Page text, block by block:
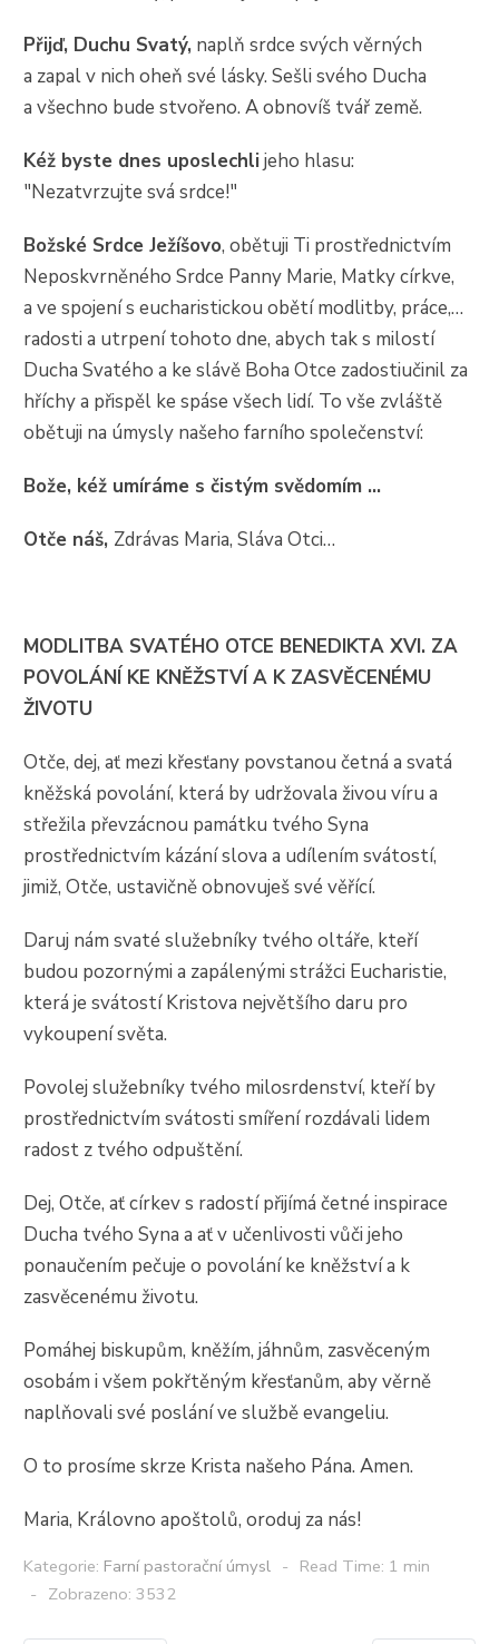
Přijď, Duchu Svatý, naplň srdce svých věrných
a zapal v nich oheň své lásky. Sešli svého Ducha
a všechno bude stvořeno. A obnovíš tvář země.
Kéž byste dnes uposlechlijeho hlasu:
"Nezatvrzujte svá srdce!"
Božské Srdce Ježíšovo, obětuji Ti prostřednictvím
Neposkvrněného Srdce Panny Marie, Matky církve,
a ve spojení s eucharistickou obětí modlitby, práce,…
radosti a utrpení tohoto dne, abych tak s milostí
Ducha Svatého a ke slávě Boha Otce zadostiučinil za
hříchy a přispěl ke spáse všech lidí. To vše zvláště
obětuji na úmysly našeho farního společenství:
Bože, kéž umíráme s čistým svědomím …
Otče náš, Zdrávas Maria, Sláva Otci…
MODLITBA SVATÉHO OTCE BENEDIKTA XVI. ZA
POVOLÁNÍ KE KNĚŽSTVÍ A K ZASVĚCENÉMU
ŽIVOTU
Otče, dej, ať mezi křesťany povstanou četná a svatá
kněžská povolání, která by udržovala živou víru a
střežila převzácnou památku tvého Syna
prostřednictvím kázání slova a udílením svátostí,
jimiž, Otče, ustavičně obnovuješ své věřící.
Daruj nám svaté služebníky tvého oltáře, kteří
budou pozornými a zapálenými strážci Eucharistie,
která je svátostí Kristova největšího daru pro
vykoupení světa.
Povolej služebníky tvého milosrdenství, kteří by
prostřednictvím svátosti smíření rozdávali lidem
radost z tvého odpuštění.
Dej, Otče, ať církev s radostí přijímá četné inspirace
Ducha tvého Syna a ať v učenlivosti vůči jeho
ponaučením pečuje o povolání ke kněžství a k
zasvěcenému životu.
Pomáhej biskupům, kněžím, jáhnům, zasvěceným
osobám i všem pokřtěným křesťanům, aby věrně
naplňovali své poslání ve službě evangeliu.
O to prosíme skrze Krista našeho Pána. Amen.
Maria, Královno apoštolů, oroduj za nás!
Kategorie: Farní pastorační úmysl
Read Time: 1 min
Zobrazeno: 3532